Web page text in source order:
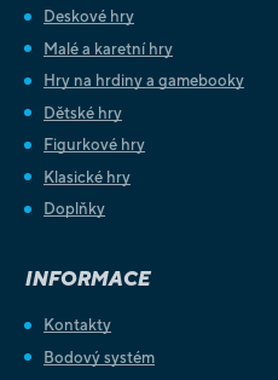
Deskové hry
Malé a karetní hry
Hry na hrdiny a gamebooky
Dětské hry
Figurkové hry
Klasické hry
Doplňky
INFORMACE
Kontakty
Bodový systém